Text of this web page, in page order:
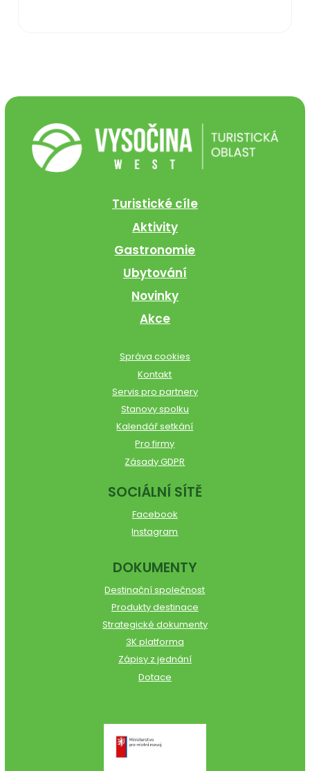
Turistické cíle
Aktivity
Gastronomie
Ubytování
Novinky
Akce
Správa cookies
Kontakt
Servis pro partnery
Stanovy spolku
Kalendář setkání
Pro firmy
Zásady GDPR
SOCIÁLNÍ SÍTĚ
Facebook
Instagram
DOKUMENTY
Destinační společnost
Produkty destinace
Strategické dokumenty
3K platforma
Zápisy z jednání
Dotace